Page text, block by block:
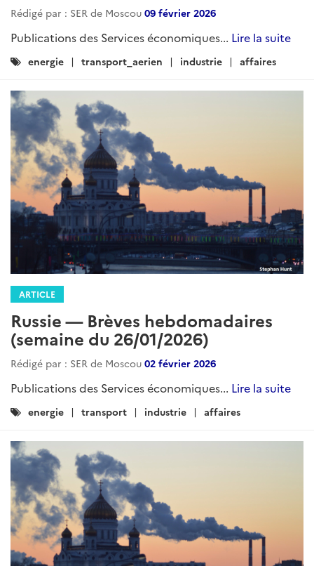
Rédigé par : SER de Moscou 09 février 2026
Publications des Services économiques... Lire la suite
Catégories
energie transport_aerien industrie affaires
ARTICLE
Russie — Brèves hebdomadaires
(semaine du 26/01/2026)
Rédigé par : SER de Moscou 02 février 2026
Publications des Services économiques... Lire la suite
Catégories
energie transport industrie affaires